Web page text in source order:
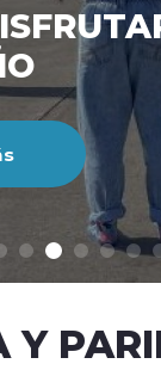
claro
Y